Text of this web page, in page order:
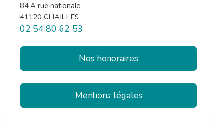
84 A rue nationale
41120 CHAILLES
02 54 80 62 53
Nos honoraires
Mentions légales